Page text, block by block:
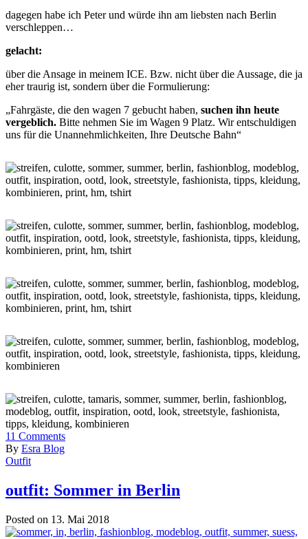
dagegen habe ich Peter und würde ihn am liebsten nach Berlin
verschleppen…
gelacht:
über die Ansage in meinem ICE. Bzw. nicht über die Aussage, die ja
eher traurig ist, sondern über die Formulierung:
„Fahrgäste, die den wagen 7 gebucht haben, suchen ihn heute
vergeblich. Bitte nehmen Sie im Wagen 9 Platz. Wir entschuldigen
uns für die Unannehmlichkeiten, Ihre Deutsche Bahn“
11 Comments
By Esra Blog
Outfit
outfit: Sommer in Berlin
Posted on 13. Mai 2018